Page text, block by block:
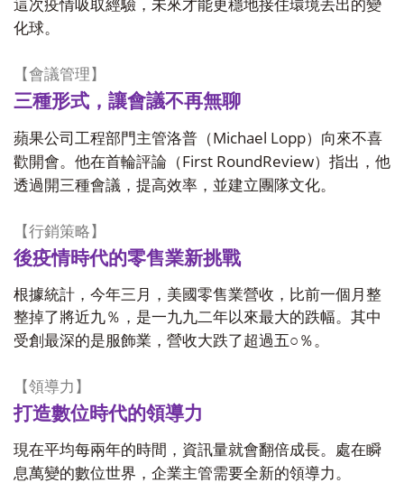
這次疫情吸取經驗，未來才能更穩地接住環境丟出的變
化球。
【會議管理】
三種形式，讓會議不再無聊
蘋果公司工程部門主管洛普（Michael Lopp）向來不喜
歡開會。他在首輪評論（First RoundReview）指出，他
透過開三種會議，提高效率，並建立團隊文化。
【行銷策略】
後疫情時代的零售業新挑戰
根據統計，今年三月，美國零售業營收，比前一個月整
整掉了將近九％，是一九九二年以來最大的跌幅。其中
受創最深的是服飾業，營收大跌了超過五○％。
【領導力】
打造數位時代的領導力
現在平均每兩年的時間，資訊量就會翻倍成長。處在瞬
息萬變的數位世界，企業主管需要全新的領導力。